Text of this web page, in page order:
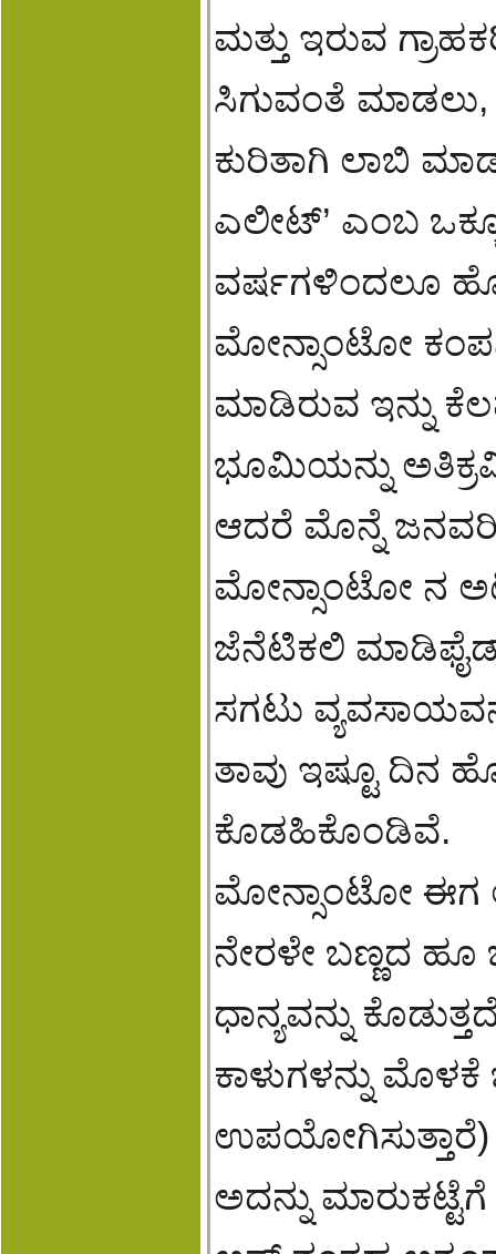
ಮತ್ತು ಇರುವ
ಸಿಗುವಂತೆ
ಕುರಿತಾಗಿ ಲಾಬಿ
ಎಲೀಟ್’ ಎಂಬ
ವರ್ಷಗಳಿಂದಲೂ
ಮೋನ್ಸಾಂಟೋ
ಮಾಡಿರುವ ಇನ್ನು
ಭೂಮಿಯನ್ನು
ಆದರೆ ಮೊನ್ನೆ
ಮೋನ್ಸಾಂಟೋ ನ
ಜೆನೆಟಿಕಲಿ
ಸಗಟು
ತಾವು ಇಷ್ಟೂ ದಿನ
ಕೊಡಹಿಕೊಂಡಿವೆ.
ಮೋನ್ಸಾಂಟೋ ಈಗ
ನೇರಳೇ ಬಣ್ಣದ
ಧಾನ್ಯವನ್ನು
ಕಾಳುಗಳನ್ನು
ಉಪಯೋಗಿಸುತ್ತಾರೆ)
ಅದನ್ನು